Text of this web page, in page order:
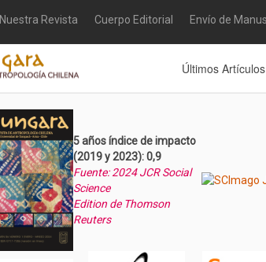
Nuestra Revista Cuerpo Editorial Envío de
Últimos
5 años índice de impacto
(2019 y 2023): 0,9
Fuente: 2024 JCR Social
Science
Edition de Thomson
Reuters